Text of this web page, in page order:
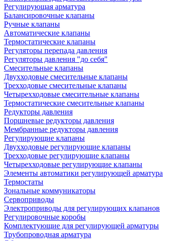
Регулирующая арматура
Балансировочные клапаны
Ручные клапаны
Автоматические клапаны
Термостатические клапаны
Регуляторы перепада давления
Регуляторы давления "до себя"
Смесительные клапаны
Двухходовые смесительные клапаны
Трехходовые смесительные клапаны
Четырехходовые смесительные клапаны
Термостатические смесительные клапаны
Редукторы давления
Поршневые редукторы давления
Мембранные редукторы давления
Регулирующие клапаны
Двухходовые регулирующие клапаны
Трехходовые регулирующие клапаны
Четырехходовые регулирующие клапаны
Элементы автоматики регулирующей арматура
Термостаты
Зональные коммуникаторы
Сервоприводы
Электроприводы для регулирующих клапанов
Регулировочные коробы
Комплектующие для регулирующей арматуры
Трубопроводная арматура